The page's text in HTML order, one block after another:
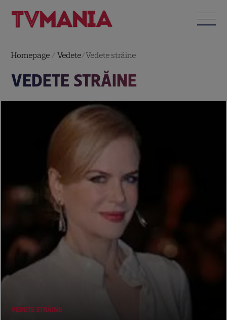
Homepage /Vedete/Vedete străine
VEDETE STRĂINE
VEDETE STRĂINE